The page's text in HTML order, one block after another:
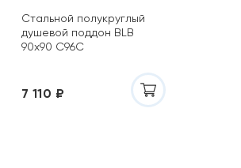
Стальной полукруглый
душевой поддон BLB
90х90 С96С
7 110 ₽